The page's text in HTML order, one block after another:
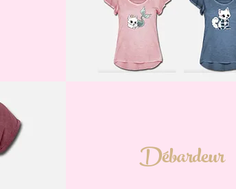
Débardeur